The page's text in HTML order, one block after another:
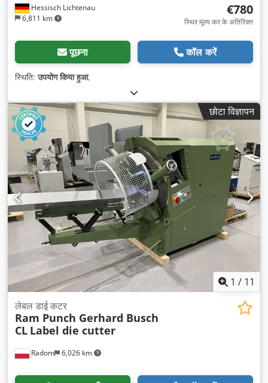
Hessisch Lichtenau
6,811 km
€780
स्थिर मूल्य कर के अतिरिक्त
पूछना कॉल करें
स्थिति:उपयोग किया हुआ,
छोटा विज्ञापन
1 / 11
Radom 6,026 km
लेबल डाई कटर
Ram Punch Gerhard Busch
CL Label die cutter